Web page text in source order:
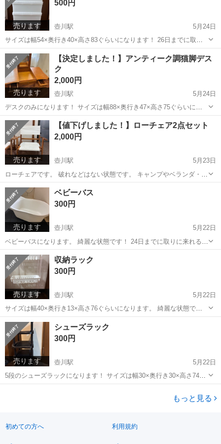
売ります
500円
壺川駅
5月24日
サイズは幅54×奥行き40×高さ83ぐらいになります！ 26日までに取り
に来れる方お願いします！
沖縄 豊見城市 壺川駅 収納家具
売ります
【決定しました！】アンティーク調猫脚デス
ク
2,000円
壺川駅
5月24日
デスクのみになります！ サイズは幅88×奥行き47×高さ75ぐらいにな
ります！ 26日までに取りに来れる方でお願いします！
沖縄 豊見城市 壺川駅 テーブル
売ります
【値下げしました！】ローチェア2点セット
2,000円
壺川駅
5月23日
ローチェアです。 破れなどはない状態です。 キャンプやベランダ・庭
などいろんなところで使えます！🪑 今月の24日までに取りに来れる方
でお願いします！
沖縄 豊見城市
売ります
ベビーバス
300円
壺川駅
5月22日
ベビーバスになります。 綺麗な状態です！ 24日までに取りに来れる方
でお願いします！
沖縄 豊見城市 壺川駅
売ります
収納ラック
300円
壺川駅
5月22日
サイズは幅40×奥行き13×高さ76ぐらいになります。 綺麗な状態で
す！ 24日までに取りに来れる方でお願いします！
沖縄 豊見城市 壺川駅 収納家具
売ります
シューズラック
300円
壺川駅
5月22日
5段のシューズラックになります！ サイズは幅30×奥行き30×高さ74で
す。 あんまり使用期間がないため、状態も綺麗です！ 24日までに取り
もっと見る
初めての方へ 利用規約